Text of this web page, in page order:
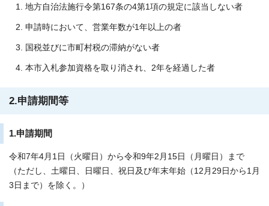
地方自治法施行令第167条の4第1項の規定に該当しない者
申請時において、営業年数が1年以上の者
国税並びに市町村税の滞納がない者
本市入札参加資格を取り消され、2年を経過した者
2.申請期間等
1.申請期間
令和7年4月1日（火曜日）から令和9年2月15日（月曜日）まで
（ただし、土曜日、日曜日、祝日及び年末年始（12月29日から1月
3日まで）を除く。）